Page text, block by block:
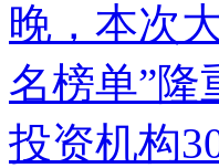
晚，本次
名榜单”隆
投资机构30